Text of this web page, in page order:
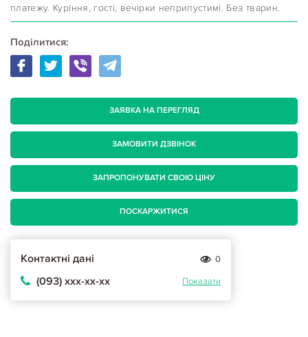
платежу. Куріння, гості, вечірки неприпустимі. Без тварин.
Поділитися:
ЗАЯВКА НА ПЕРЕГЛЯД
ЗАМОВИТИ ДЗВІНОК
ЗАПРОПОНУВАТИ СВОЮ ЦІНУ
ПОСКАРЖИТИСЯ
Контактні дані 0
(093) ххх-хх-хх Показати